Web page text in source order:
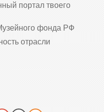
портал твоего
фонда РФ
отрасли